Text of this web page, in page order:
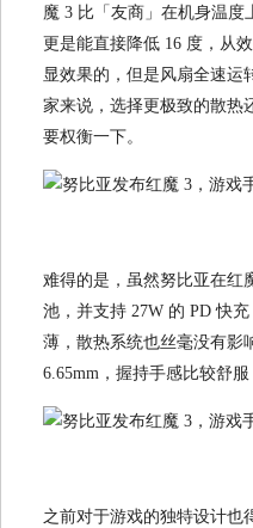
魔 3 比「友商」在机身温度
更是能直接降低 16 度，从
显效果的，但是风扇全速运
家来说，选择更极致的散热
要权衡一下。
难得的是，虽然努比亚在红
池，并支持 27W 的 PD 快
薄，散热系统也丝毫没有影
6.65mm，握持手感比较舒
之前对于游戏的独特设计也